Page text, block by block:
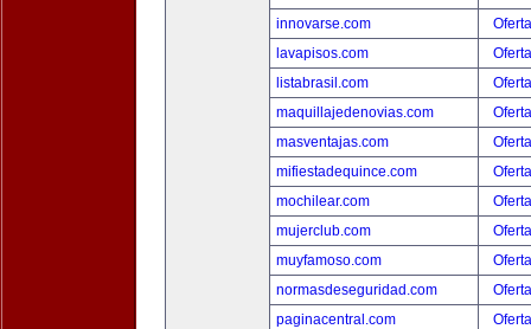
innovarse.com
lavapisos.com
listabrasil.com
maquillajedenovias.com
masventajas.com
mifiestadequince.com
mochilear.com
mujerclub.com
muyfamoso.com
normasdeseguridad.com
paginacentral.com